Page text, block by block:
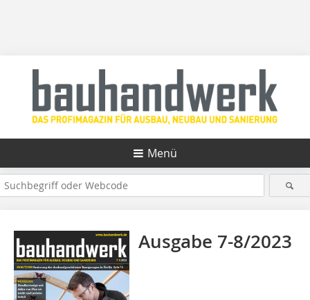
Menü
Ausgabe 7-8/2023